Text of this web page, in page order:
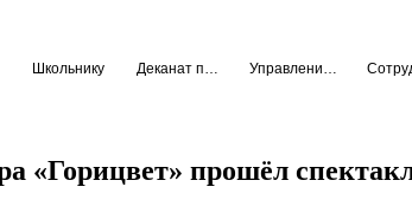
Школьнику
«Горицвет» прошёл